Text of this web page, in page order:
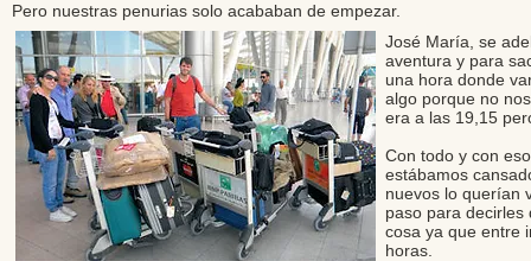
Pero nuestras penurias solo acababan de empezar.
José María, se
aventura y para
una hora donde
algo porque no
era a las 19,15
Con todo y con
estábamos
nuevos lo querían
paso para
cosa ya que entre
horas.